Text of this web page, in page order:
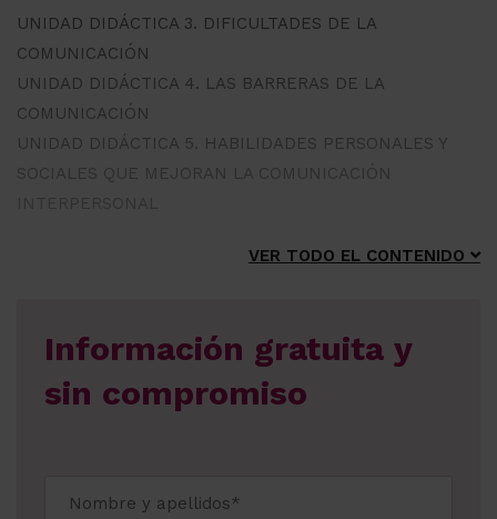
UNIDAD DIDÁCTICA 3. DIFICULTADES DE LA
COMUNICACIÓN
UNIDAD DIDÁCTICA 4. LAS BARRERAS DE LA
COMUNICACIÓN
UNIDAD DIDÁCTICA 5. HABILIDADES PERSONALES Y
SOCIALES QUE MEJORAN LA COMUNICACIÓN
VER TODO EL CONTENIDO
Información gratuita y
sin compromiso